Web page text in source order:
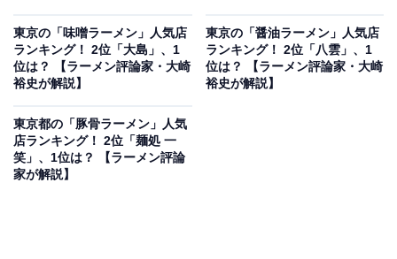
東京の「味噌ラーメン」人気店
ランキング！ 2位「大島」、1
位は？ 【ラーメン評論家・大崎
裕史が解説】
東京の「醤油ラーメン」人気店
ランキング！ 2位「八雲」、1
位は？ 【ラーメン評論家・大崎
裕史が解説】
東京都の「豚骨ラーメン」人気
店ランキング！ 2位「麺処 一
笑」、1位は？ 【ラーメン評論
家が解説】